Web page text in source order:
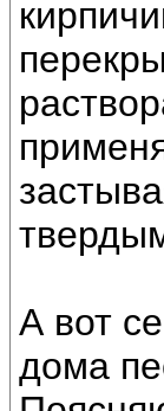
А вот
дома